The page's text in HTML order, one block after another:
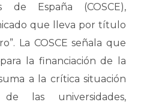
de España (COSCE),
que lleva por título
La COSCE señala que
la financiación de la
a la crítica situación
las universidades,